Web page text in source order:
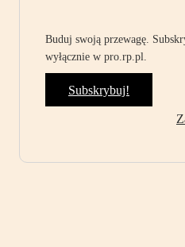
Buduj swoją przewagę.
wyłącznie w pro.rp.pl.
Subskrybuj!